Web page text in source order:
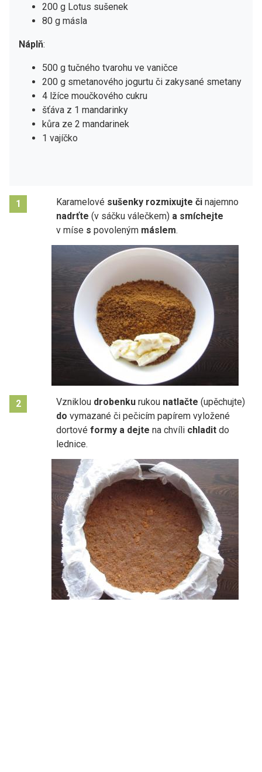
200 g Lotus sušenek
80 g másla
Náplň:
500 g tučného tvarohu ve vaničce
200 g smetanového jogurtu či zakysané smetany
4 lžíce moučkového cukru
šťáva z 1 mandarinky
kůra ze 2 mandarinek
1 vajíčko
1 Karamelové sušenky rozmixujte či najemno
nadrťte (v sáčku válečkem) a smíchejte
v míse s povoleným máslem.
2 Vzniklou drobenku rukou natlačte (upěchujte)
do vymazané či pečicím papírem vyložené
dortové formy a dejte na chvíli chladit do
lednice.